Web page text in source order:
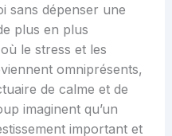
sans dépenser une
plus en plus
le stress et les
omniprésents,
de calme et de
imaginent qu’un
important et